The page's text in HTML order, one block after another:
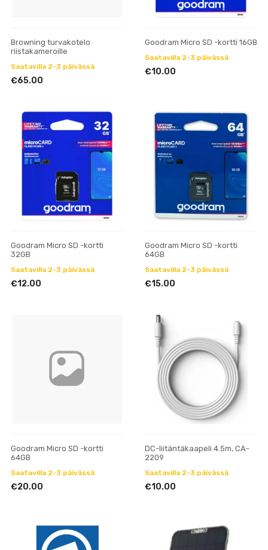
Browning turvakotelo
riistakameroille
Saatavilla 2-3 päivässä
€65.00
Goodram Micro SD -kortti 16GB
Saatavilla 2-3 päivässä
€10.00
Goodram Micro SD -kortti
32GB
Saatavilla 2-3 päivässä
€12.00
Goodram Micro SD -kortti
64GB
Saatavilla 2-3 päivässä
€15.00
Goodram Micro SD -kortti
64GB
Saatavilla 2-3 päivässä
€20.00
DC-liitäntäkaapeli 4.5m, CA-
2209
Saatavilla 2-3 päivässä
€10.00